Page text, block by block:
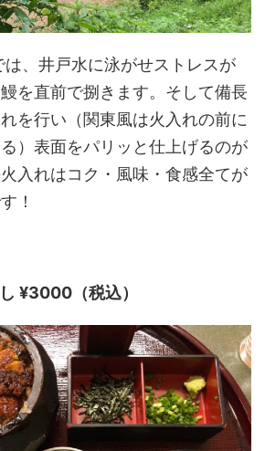
は、井戸水に泳がせストレスが
を直前で捌きます。そして備長
を行い（関東風は火入れの前に
）表面をパリッと仕上げるのが
入れはコク・風味・食感全てが
！
¥3000（税込）